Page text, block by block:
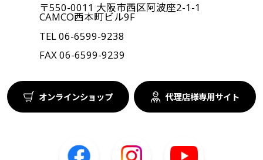
〒550-0011 大阪市西区阿波座2-1-1
CAMCO西本町ビル9F
TEL06-6599-9238
FAX 06-6599-9239
オンラインショップ 代理店様専用サイト